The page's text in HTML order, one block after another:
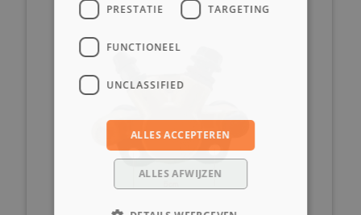
PRESTATIE TARGETING
FUNCTIONEEL
UNCLASSIFIED
ALLES ACCEPTEREN
ALLES AFWIJZEN